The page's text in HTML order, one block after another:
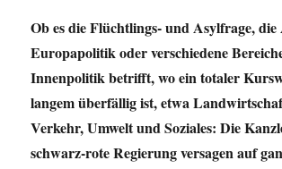
Ob es die Flüchtlings- und Asylfrage,
Europapolitik oder verschiedene
Innenpolitik betrifft, wo ein totaler
langem überfällig ist, etwa
Verkehr, Umwelt und Soziales: Die
schwarz-rote Regierung versagen auf